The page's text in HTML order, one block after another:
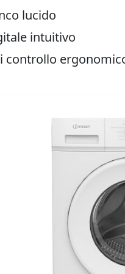
lucido
intuitivo
controllo